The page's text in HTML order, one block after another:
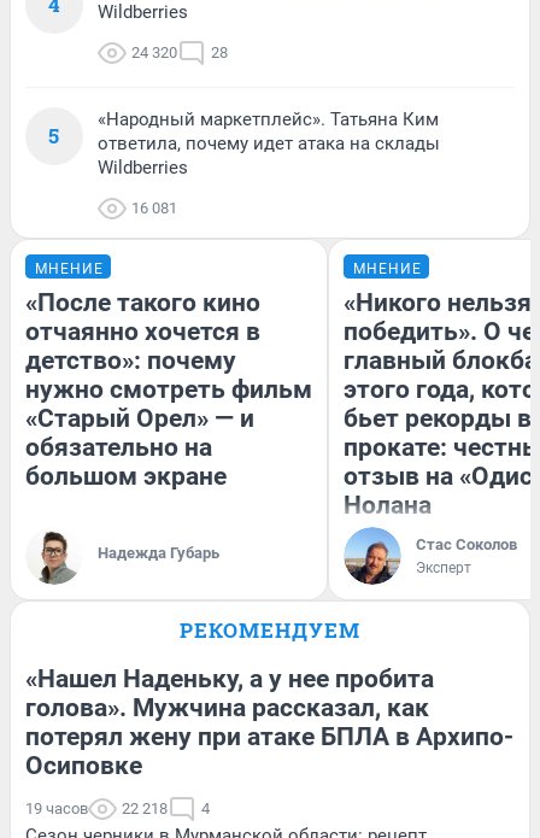
Wildberries
24 320 28
5
«Народный маркетплейс». Татьяна Ким
ответила, почему идет атака на склады
Wildberries
16 081
МНЕНИЕ
«После такого кино
отчаянно хочется в
детство»: почему
нужно смотреть фильм
«Старый Орел» — и
обязательно на
большом экране
Надежда Губарь
МНЕНИЕ
«Никого нельзя
победить». О
главный
этого года,
бьет рекорды в
прокате:
отзыв на
Нолана
Стас Соколов
Эксперт
РЕКОМЕНДУЕМ
«Нашел Наденьку, а у нее пробита
голова». Мужчина рассказал, как
потерял жену при атаке БПЛА в Архипо-
Осиповке
19 часов 22 218 4